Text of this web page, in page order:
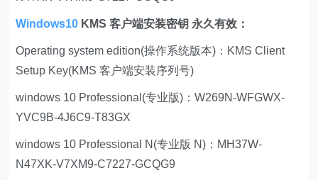
Windows10 KMS 客户端安装密钥 永久有效：
Operating system edition(操作系统版本)：KMS Client
Setup Key(KMS 客户端安装序列号)
windows 10 Professional(专业版)：W269N-WFGWX-
YVC9B-4J6C9-T83GX
windows 10 Professional N(专业版 N)：MH37W-
N47XK-V7XM9-C7227-GCQG9